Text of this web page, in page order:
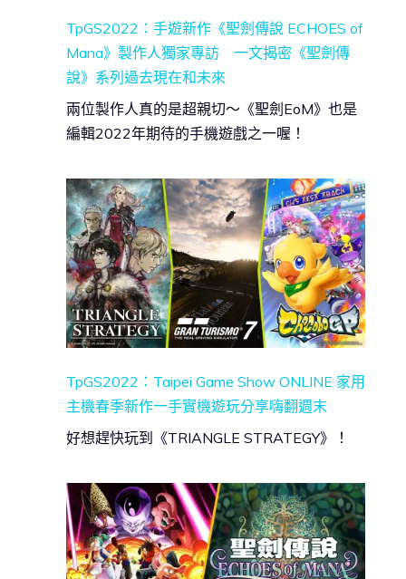
TpGS2022：手遊新作《聖劍傳說 ECHOES of
Mana》製作人獨家專訪 一文揭密《聖劍傳
說》系列過去現在和未來
兩位製作人真的是超親切～《聖劍EoM》也是
編輯2022年期待的手機遊戲之一喔！
TpGS2022：Taipei Game Show ONLINE 家用
主機春季新作一手實機遊玩分享嗨翻週末
好想趕快玩到《TRIANGLE STRATEGY》！